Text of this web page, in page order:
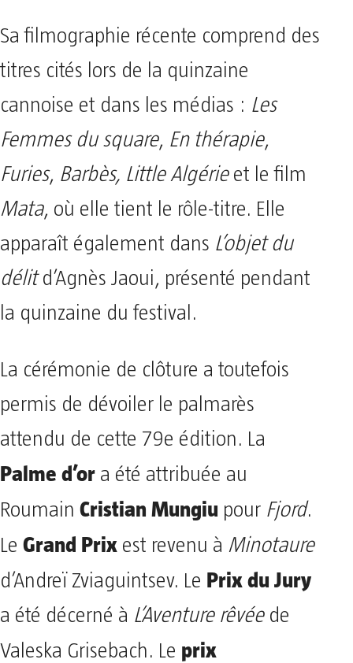
Sa filmographie récente comprend des
titres cités lors de la quinzaine
cannoise et dans les médias : Les
Femmes du square, En thérapie,
Furies, Barbès, Little Algérieet le film
Mata, où elle tient le rôle-titre. Elle
apparaît également dans L’objet du
délitd’Agnès Jaoui, présenté pendant
la quinzaine du festival.
La cérémonie de clôture a toutefois
permis de dévoiler le palmarès
attendu de cette 79e édition. La
Palme d’or a été attribuée au
Roumain Cristian Mungiu pour Fjord.
Le Grand Prix est revenu à Minotaure
d’Andreï Zviaguintsev. Le Prix du Jury
a été décerné à L’Aventure rêvéede
Valeska Grisebach. Le prix